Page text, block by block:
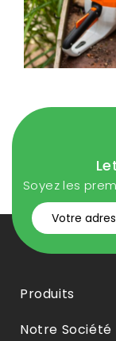
Soyez les
Produits
Notre Société